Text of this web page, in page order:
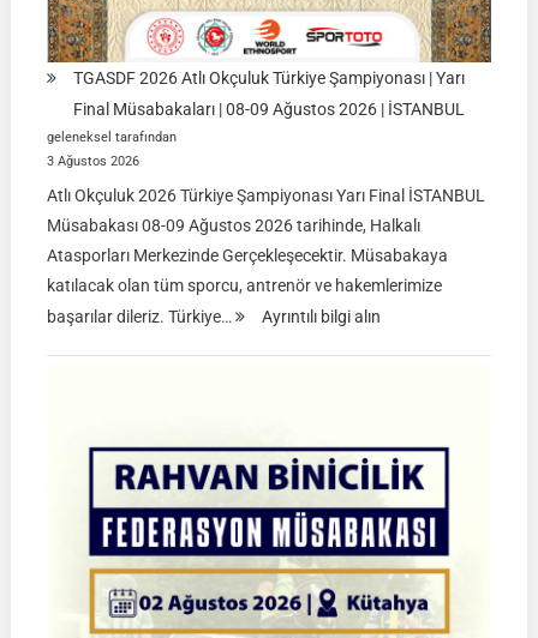
TGASDF 2026 Atlı Okçuluk Türkiye Şampiyonası | Yarı
Final Müsabakaları | 08-09 Ağustos 2026 | İSTANBUL
geleneksel tarafından
3 Ağustos 2026
Atlı Okçuluk 2026 Türkiye Şampiyonası Yarı Final İSTANBUL
Müsabakası 08-09 Ağustos 2026 tarihinde, Halkalı
Atasporları Merkezinde Gerçekleşecektir. Müsabakaya
katılacak olan tüm sporcu, antrenör ve hakemlerimize
başarılar dileriz. Türkiye…
Ayrıntılı bilgi alın:
Türkiye
Şampiyonası
Yarı
Final
Müsabakaları